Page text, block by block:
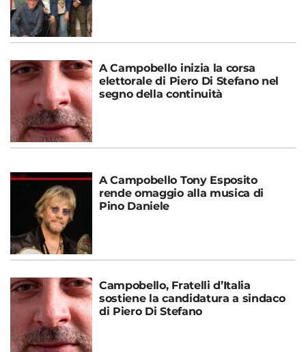
A Campobello inizia la corsa
elettorale di Piero Di Stefano nel
segno della continuità
A Campobello Tony Esposito
rende omaggio alla musica di
Pino Daniele
Campobello, Fratelli d’Italia
sostiene la candidatura a sindaco
di Piero Di Stefano